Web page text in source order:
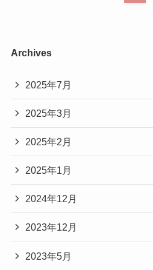
Archives
2025年7月
2025年3月
2025年2月
2025年1月
2024年12月
2023年12月
2023年5月